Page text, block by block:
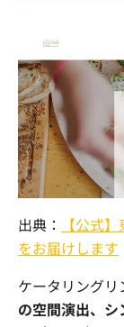
出典：
【公式
をお届けします
ケータリングリ
の空間演出、